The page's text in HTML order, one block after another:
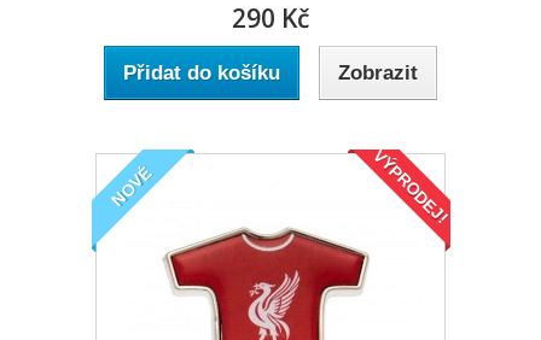
290 Kč
Přidat do košíku Zobrazit
NOVÉ VÝPRODEJ!